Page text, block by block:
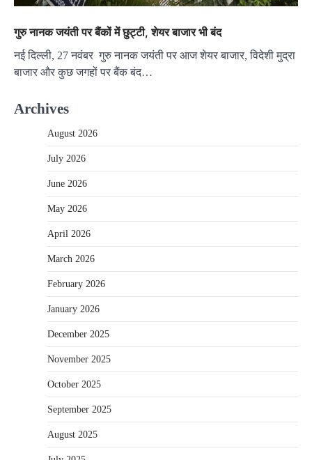
गुरु नानक जयंती पर बैंकों में छुट्टी, शेयर बाजार भी बंद
नई दिल्ली, 27 नवंबर गुरु नानक जयंती पर आज शेयर बाजार, विदेशी मुद्रा
बाजार और कुछ जगहों पर बैंक बंद…
Archives
August 2026
July 2026
June 2026
May 2026
April 2026
March 2026
February 2026
January 2026
December 2025
November 2025
October 2025
September 2025
August 2025